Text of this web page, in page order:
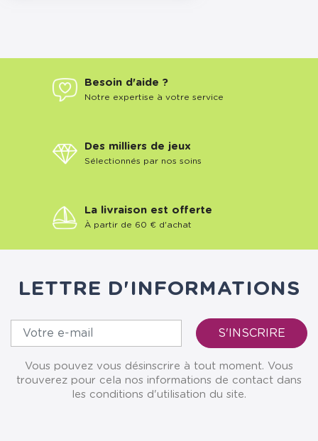
Besoin d'aide ?
Notre expertise à votre service
Des milliers de jeux
Sélectionnés par nos soins
La livraison est offerte
À partir de 60 € d'achat
LETTRE D'INFORMATIONS
Vous pouvez vous désinscrire à tout moment. Vous
trouverez pour cela nos informations de contact dans
les conditions d'utilisation du site.